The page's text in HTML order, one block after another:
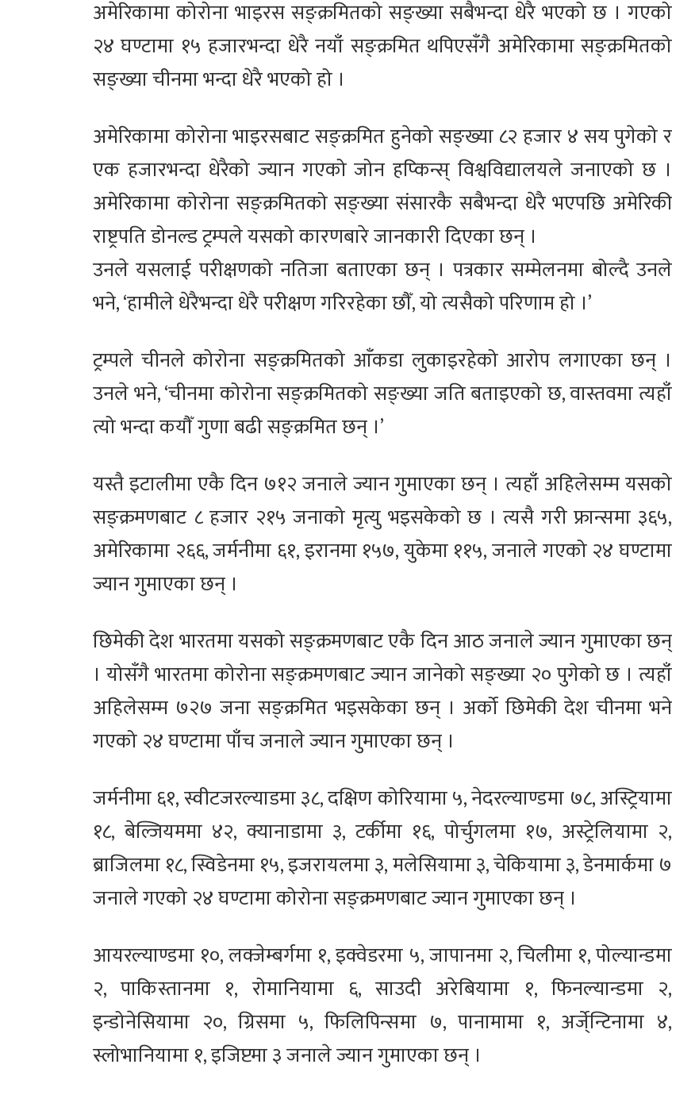
अमेरिकामा कोरोना भाइरस सङ्क्रमितको सङ्ख्या सबैभन्दा धेरै भएको छ । गएको
२४ घण्टामा १५ हजारभन्दा धेरै नयाँ सङ्क्रमित थपिएसँगै अमेरिकामा सङ्क्रमितको
सङ्ख्या चीनमा भन्दा धेरै भएको हो ।
अमेरिकामा कोरोना भाइरसबाट सङ्क्रमित हुनेको सङ्ख्या ८२ हजार ४ सय पुगेको र
एक हजारभन्दा धेरैको ज्यान गएको जोन हप्किन्स् विश्वविद्यालयले जनाएको छ ।
अमेरिकामा कोरोना सङ्क्रमितको सङ्ख्या संसारकै सबैभन्दा धेरै भएपछि अमेरिकी
राष्ट्रपति डोनल्ड ट्रम्पले यसको कारणबारे जानकारी दिएका छन् ।
उनले यसलाई परीक्षणको नतिजा बताएका छन् । पत्रकार सम्मेलनमा बोल्दै उनले
भने, ‘हामीले धेरैभन्दा धेरै परीक्षण गरिरहेका छौँ, यो त्यसैको परिणाम हो ।’
ट्रम्पले चीनले कोरोना सङ्क्रमितको आँकडा लुकाइरहेको आरोप लगाएका छन् ।
उनले भने, ‘चीनमा कोरोना सङ्क्रमितको सङ्ख्या जति बताइएको छ, वास्तवमा त्यहाँ
त्यो भन्दा कयौँ गुणा बढी सङ्क्रमित छन् ।’
यस्तै इटालीमा एकै दिन ७१२ जनाले ज्यान गुमाएका छन् । त्यहाँ अहिलेसम्म यसको
सङ्क्रमणबाट ८ हजार २१५ जनाको मृत्यु भइसकेको छ । त्यसै गरी फ्रान्समा ३६५,
अमेरिकामा २६६, जर्मनीमा ६१, इरानमा १५७, युकेमा ११५, जनाले गएको २४ घण्टामा
ज्यान गुमाएका छन् ।
छिमेकी देश भारतमा यसको सङ्क्रमणबाट एकै दिन आठ जनाले ज्यान गुमाएका छन्
। योसँगै भारतमा कोरोना सङ्क्रमणबाट ज्यान जानेको सङ्ख्या २० पुगेको छ । त्यहाँ
अहिलेसम्म ७२७ जना सङ्क्रमित भइसकेका छन् । अर्को छिमेकी देश चीनमा भने
गएको २४ घण्टामा पाँच जनाले ज्यान गुमाएका छन् ।
जर्मनीमा ६१, स्वीटजरल्याडमा ३८, दक्षिण कोरियामा ५, नेदरल्याण्डमा ७८, अस्ट्रियामा
१८, बेल्जियममा ४२, क्यानाडामा ३, टर्कीमा १६, पोर्चुगलमा १७, अस्ट्रेलियामा २,
ब्राजिलमा १८, स्विडेनमा १५, इजरायलमा ३, मलेसियामा ३, चेकियामा ३, डेनमार्कमा ७
जनाले गएको २४ घण्टामा कोरोना सङ्क्रमणबाट ज्यान गुमाएका छन् ।
आयरल्याण्डमा १०, लक्जेम्बर्गमा १, इक्वेडरमा ५, जापानमा २, चिलीमा १, पोल्यान्डमा
२, पाकिस्तानमा १, रोमानियामा ६, साउदी अरेबियामा १, फिनल्यान्डमा २,
इन्डोनेसियामा २०, ग्रिसमा ५, फिलिपिन्समा ७, पानामामा १, अर्जे्न्टिनामा ४,
स्लोभानियामा १, इजिप्टमा ३ जनाले ज्यान गुमाएका छन् ।